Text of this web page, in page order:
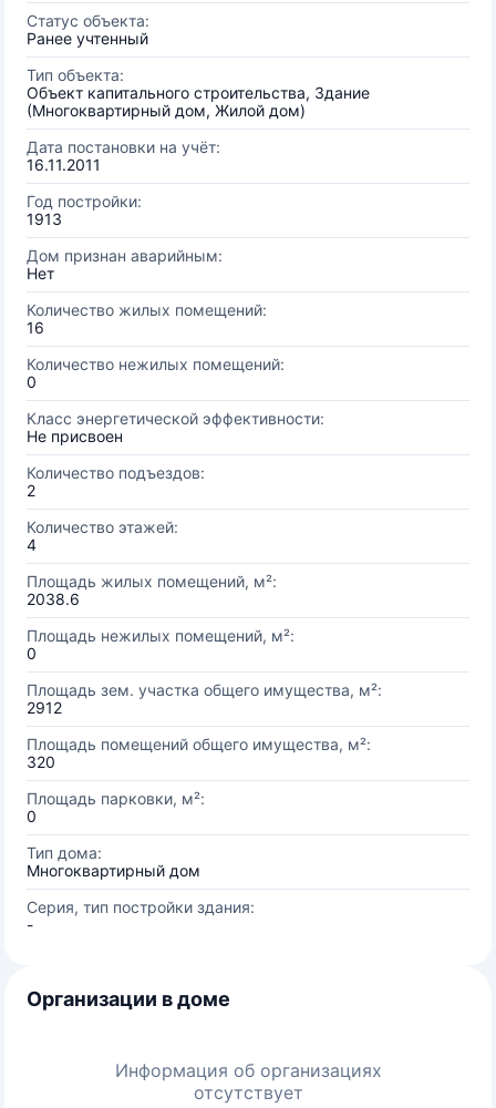
Статус объекта:
Ранее учтенный
Тип объекта:
Объект капитального строительства, Здание
(Многоквартирный дом, Жилой дом)
Дата постановки на учёт:
16.11.2011
Год постройки:
1913
Дом признан аварийным:
Нет
Количество жилых помещений:
16
Количество нежилых помещений:
0
Класс энергетической эффективности:
Не присвоен
Количество подъездов:
2
Количество этажей:
4
Площадь жилых помещений, м²:
2038.6
Площадь нежилых помещений, м²:
0
Площадь зем. участка общего имущества, м²:
2912
Площадь помещений общего имущества, м²:
320
Площадь парковки, м²:
0
Тип дома:
Многоквартирный дом
Серия, тип постройки здания:
-
Организации в доме
Информация об организациях
отсутствует